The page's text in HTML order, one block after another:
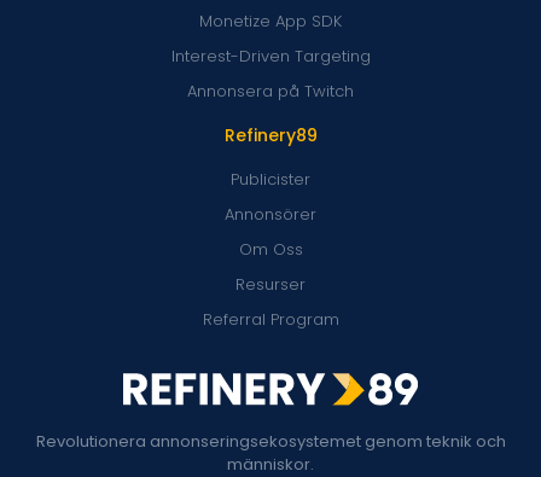
Revolutionera annonseringsekosystemet genom teknik och
människor.
Refinery89
Publicister
Annonsörer
Om Oss
Resurser
Referral Program
Monetize App SDK
Interest-Driven Targeting
Annonsera på Twitch